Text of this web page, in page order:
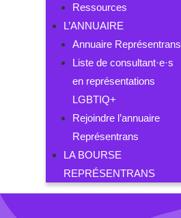
Ressources
L’ANNUAIRE
Annuaire Représentrans
Liste de consultant·e·s
en représentations
LGBTIQ+
Rejoindre l’annuaire
Représentrans
LA BOURSE
REPRÉSENTRANS